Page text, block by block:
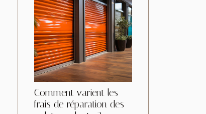
Comment varient les
frais de réparation des